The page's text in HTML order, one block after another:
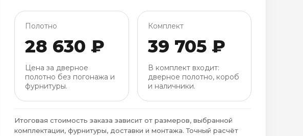
Полотно
28 630 ₽
Цена за дверное
полотно без погонажа и
фурнитуры.
Комплект
39 705 ₽
В комплект входит:
дверное полотно, короб
и наличники.
Итоговая стоимость заказа зависит от размеров, выбранной
комплектации, фурнитуры, доставки и монтажа. Точный расчёт